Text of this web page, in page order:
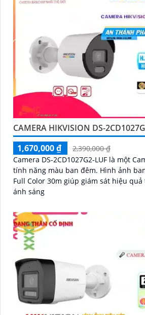
CAMERA HIKVISION DS-
1,670,000 ₫
2,390,000 ₫
Camera DS-2CD1027G2-LUF là một
tính năng màu ban đêm. Hình ảnh ban đêm sáng đẹp với
Full Color 30m giúp giám sát hiệu
ánh sáng